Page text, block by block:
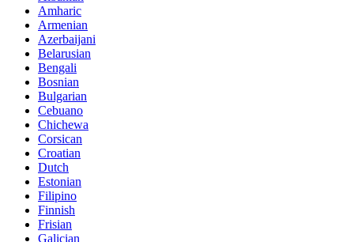
Amharic
Armenian
Azerbaijani
Belarusian
Bengali
Bosnian
Bulgarian
Cebuano
Chichewa
Corsican
Croatian
Dutch
Estonian
Filipino
Finnish
Frisian
Galician